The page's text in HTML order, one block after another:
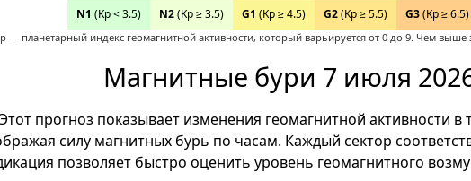
N1 (Kp < 3.5) N2 (Kp ≥ 3.5) G1 (Kp ≥ 4.5) G2 (Kp ≥ 5.5) G3 (Kp ≥ 6.5)
— планетарный индекс геомагнитной активности, который варьируется от 0 до 9. Чем выше
Магнитные бури 7 июля
Этот прогноз показывает изменения геомагнитной активности в
силу магнитных бурь по часам. Каждый сектор
позволяет быстро оценить уровень геомагнитного